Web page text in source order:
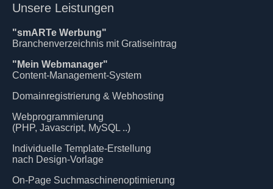
Unsere Leistungen
"smARTe Werbung"
Branchenverzeichnis mit Gratiseintrag
"Mein Webmanager"
Content-Management-System
Domainregistrierung & Webhosting
Webprogrammierung
(PHP, Javascript, MySQL ..)
Individuelle Template-Erstellung
nach Design-Vorlage
On-Page Suchmaschinenoptimierung